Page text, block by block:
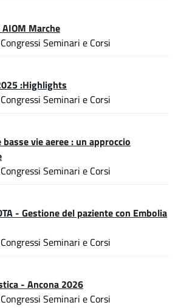
Marche
Seminari e Corsi
:Highlights
Seminari e Corsi
vie aeree : un approccio
Seminari e Corsi
- Gestione del paziente con Embolia
Seminari e Corsi
- Ancona 2026
Seminari e Corsi